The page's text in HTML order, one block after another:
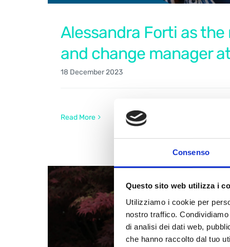
Consenso
Questo sito web utilizza i
Utilizziamo i cookie per
nostro traffico.
di analisi dei dati web,
che hanno raccolto dal tuo
Alessandra Forti as
and change manager
18 December 2023
Read More